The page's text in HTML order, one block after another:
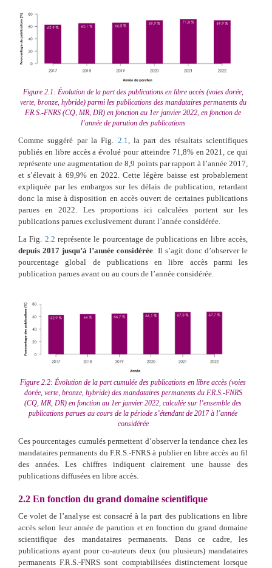
Figure 2.1: Évolution de la part des publications en libre accès (voies dorée,
verte, bronze, hybride) parmi les publications des mandataires permanents du
F.R.S.-FNRS (CQ, MR, DR) en fonction au 1er janvier 2022, en fonction de
l’année de parution des publications
Comme suggéré par la Fig. 2.1, la part des résultats scientifiques
publiés en libre accès a évolué pour atteindre 71,8% en 2021, ce qui
représente une augmentation de 8,9 points par rapport à l’année 2017,
et s’élevait à 69,9% en 2022. Cette légère baisse est probablement
expliquée par les embargos sur les délais de publication, retardant
donc la mise à disposition en accès ouvert de certaines publications
parues en 2022. Les proportions ici calculées portent sur les
publications parues exclusivement durant l’année considérée.
La Fig. 2.2 représente le pourcentage de publications en libre accès,
depuis 2017 jusqu’à l’année considérée. Il s’agit donc d’observer le
pourcentage global de publications en libre accès parmi les
publication parues avant ou au cours de l’année considérée.
Figure 2.2: Évolution de la part cumulée des publications en libre accès (voies
dorée, verte, bronze, hybride) des mandataires permanents du F.R.S.-FNRS
(CQ, MR, DR) en fonction au 1er janvier 2022, calculée sur l’ensemble des
publications parues au cours de la période s’étendant de 2017 à l’année
considérée
Ces pourcentages cumulés permettent d’observer la tendance chez les
mandataires permanents du F.R.S.-FNRS à publier en libre accès au fil
des années. Les chiffres indiquent clairement une hausse des
publications diffusées en libre accès.
2.2 En fonction du grand domaine scientifique
Ce volet de l’analyse est consacré à la part des publications en libre
accès selon leur année de parution et en fonction du grand domaine
scientifique des mandataires permanents. Dans ce cadre, les
publications ayant pour co-auteurs deux (ou plusieurs) mandataires
permanents F.R.S.-FNRS sont comptabilisées distinctement lorsque